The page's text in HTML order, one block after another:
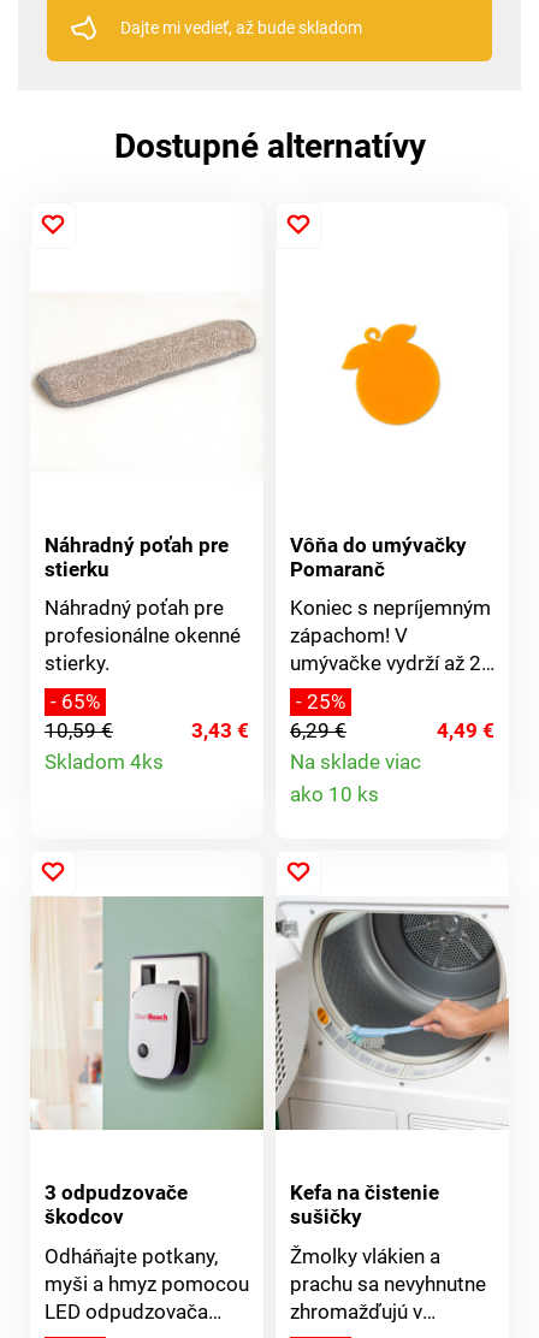
Dajte mi vedieť, až bude skladom
Dostupné alternatívy
Náhradný poťah pre
stierku
Náhradný poťah pre
profesionálne okenné
stierky.
- 65%
10,59 €
3,43 €
Skladom 4ks
Detail
Vôňa do umývačky
Pomaranč
Koniec s nepríjemným
zápachom! V
umývačke vydrží až 25
umytí a v chladničke
viac ako 4 týždne.
Plast, ? 8-11,5 cm.
Jablková vôňa.
Citrónová vôňa.
- 25%
6,29 €
4,49 €
Na sklade viac
ako 10 ks
3 odpudzovače
škodcov
Odháňajte potkany,
myši a hmyz pomocou
LED odpudzovača
Kefa na čistenie
sušičky
Žmolky vlákien a
prachu sa nevyhnutne
zhromažďujú v